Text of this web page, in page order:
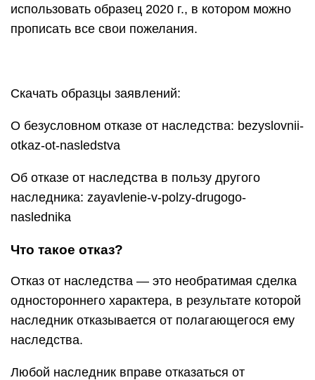
использовать образец 2020 г., в котором можно
прописать все свои пожелания.
Скачать образцы заявлений:
О безусловном отказе от наследства: bezyslovnii-
otkaz-ot-nasledstva
Об отказе от наследства в пользу другого
наследника: zayavlenie-v-polzy-drugogo-
naslednika
Что такое отказ?
Отказ от наследства — это необратимая сделка
одностороннего характера, в результате которой
наследник отказывается от полагающегося ему
наследства.
Любой наследник вправе отказаться от